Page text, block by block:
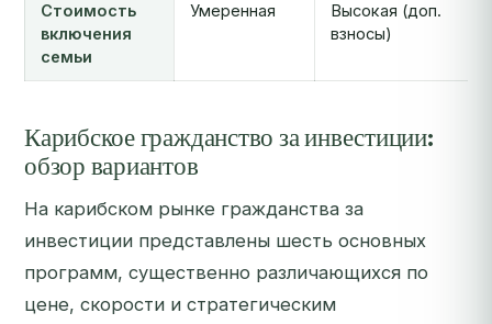
Стоимость
включения
семьи
Умеренная
Высокая (доп.
взносы)
Карибское гражданство за инвестиции:
обзор вариантов
На карибском рынке гражданства за
инвестиции представлены шесть основных
программ, существенно различающихся по
цене, скорости и стратегическим